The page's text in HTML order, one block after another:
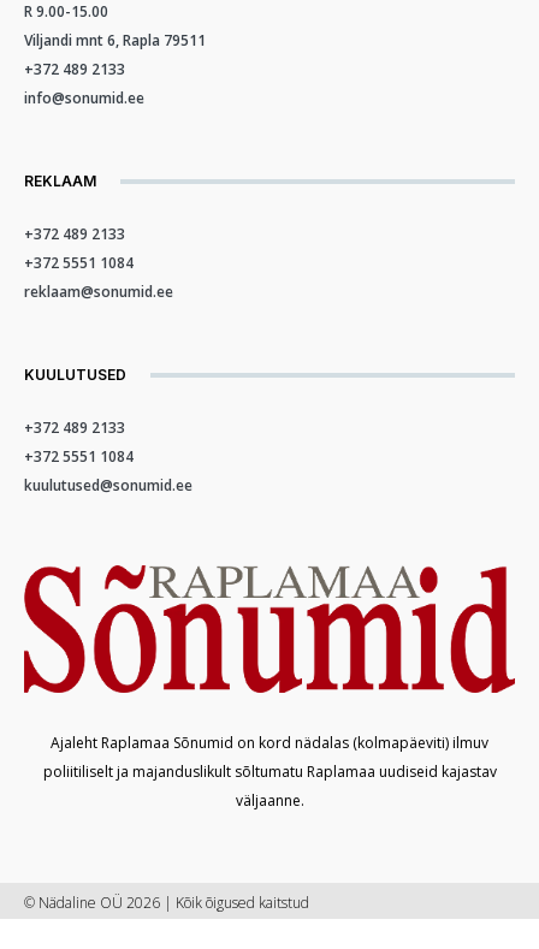
R 9.00-15.00
Viljandi mnt 6, Rapla 79511
+372 489 2133
info@sonumid.ee
REKLAAM
+372 489 2133
+372 5551 1084
reklaam@sonumid.ee
KUULUTUSED
+372 489 2133
+372 5551 1084
kuulutused@sonumid.ee
Ajaleht Raplamaa Sõnumid on kord nädalas (kolmapäeviti) ilmuv
poliitiliselt ja majanduslikult sõltumatu Raplamaa uudiseid kajastav
väljaanne.
© Nädaline OÜ 2026 | Kõik õigused kaitstud